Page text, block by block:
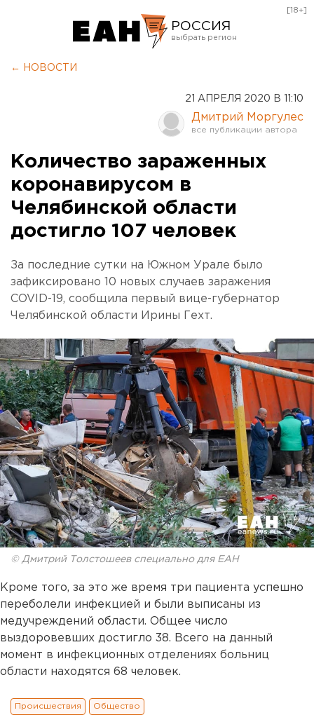
РОССИЯ
Оренбург
[18+]
← НОВОСТИ
21 АПРЕЛЯ 2020 В 11:10
Дмитрий Моргулес
Количество зараженных
коронавирусом в
Челябинской области
достигло 107 человек
За последние сутки на Южном Урале было
зафиксировано 10 новых случаев заражения
COVID-19, сообщила первый вице-губернатор
Челябинской области Ирины Гехт.
© Дмитрий Толстошеев специально для ЕАН
Кроме того, за это же время три пациента успешно
переболели инфекцией и были выписаны из
медучреждений области. Общее число
выздоровевших достигло 38. Всего на данный
момент в инфекционных отделениях больниц
области находятся 68 человек.
Происшествия Общество